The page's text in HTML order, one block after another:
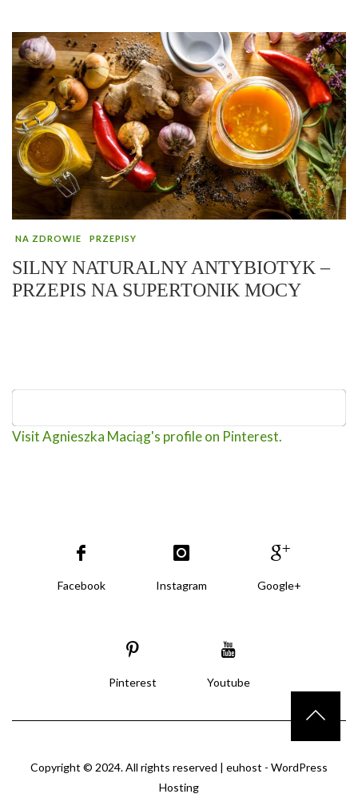
NA ZDROWIE PRZEPISY
SILNY NATURALNY ANTYBIOTYK –
PRZEPIS NA SUPERTONIK MOCY
Visit Agnieszka Maciąg's profile on Pinterest.
Facebook Instagram Google+
Pinterest Youtube
Copyright © 2024. All rights reserved | euhost - WordPress
Hosting